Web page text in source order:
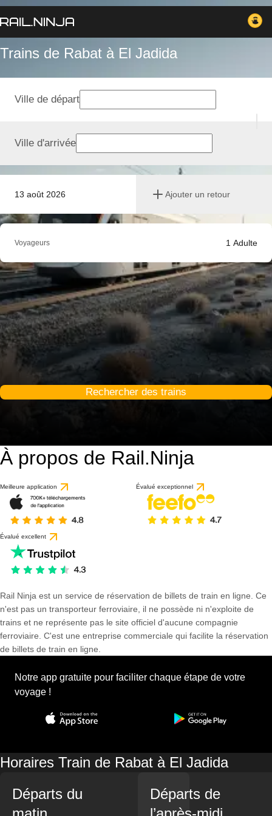
Trains de Rabat à El Jadida
13 août 2026 Ajouter un retour
Ville de départ
Ville d'arrivée
Voyageurs 1 Adulte
Rechercher des trains
À propos de Rail.Ninja
Meilleure application Évalué exceptionnel
Évalué excellent
Rail Ninja est un service de réservation de billets de train en ligne. Ce
n'est pas un transporteur ferroviaire, il ne possède ni n'exploite de
trains et ne représente pas le site officiel d'aucune compagnie
ferroviaire. C'est une entreprise commerciale qui facilite la réservation
de billets de train en ligne.
Notre app gratuite pour faciliter chaque étape de votre
voyage !
Horaires Train de Rabat à El Jadida
Départs du
Départs de